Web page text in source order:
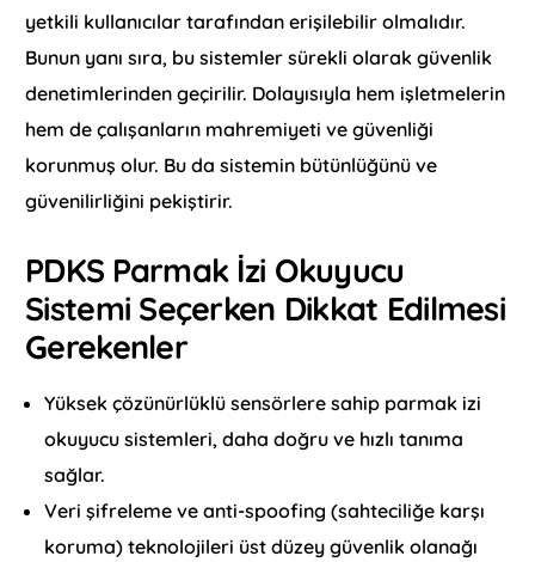
yetkili kullanıcılar tarafından erişilebilir olmalıdır.
Bunun yanı sıra, bu sistemler sürekli olarak güvenlik
denetimlerinden geçirilir. Dolayısıyla hem işletmelerin
hem de çalışanların mahremiyeti ve güvenliği
korunmuş olur. Bu da sistemin bütünlüğünü ve
güvenilirliğini pekiştirir.
PDKS Parmak İzi Okuyucu
Sistemi Seçerken Dikkat Edilmesi
Gerekenler
Yüksek çözünürlüklü sensörlere sahip parmak izi
okuyucu sistemleri, daha doğru ve hızlı tanıma
sağlar.
Veri şifreleme ve anti-spoofing (sahteciliğe karşı
koruma) teknolojileri üst düzey güvenlik olanağı